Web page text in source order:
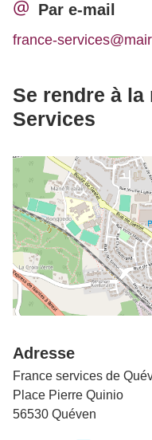
Par e-mail
france-
Se rendre à la
Services
Adresse
France services de
Place Pierre Quinio
56530 Quéven